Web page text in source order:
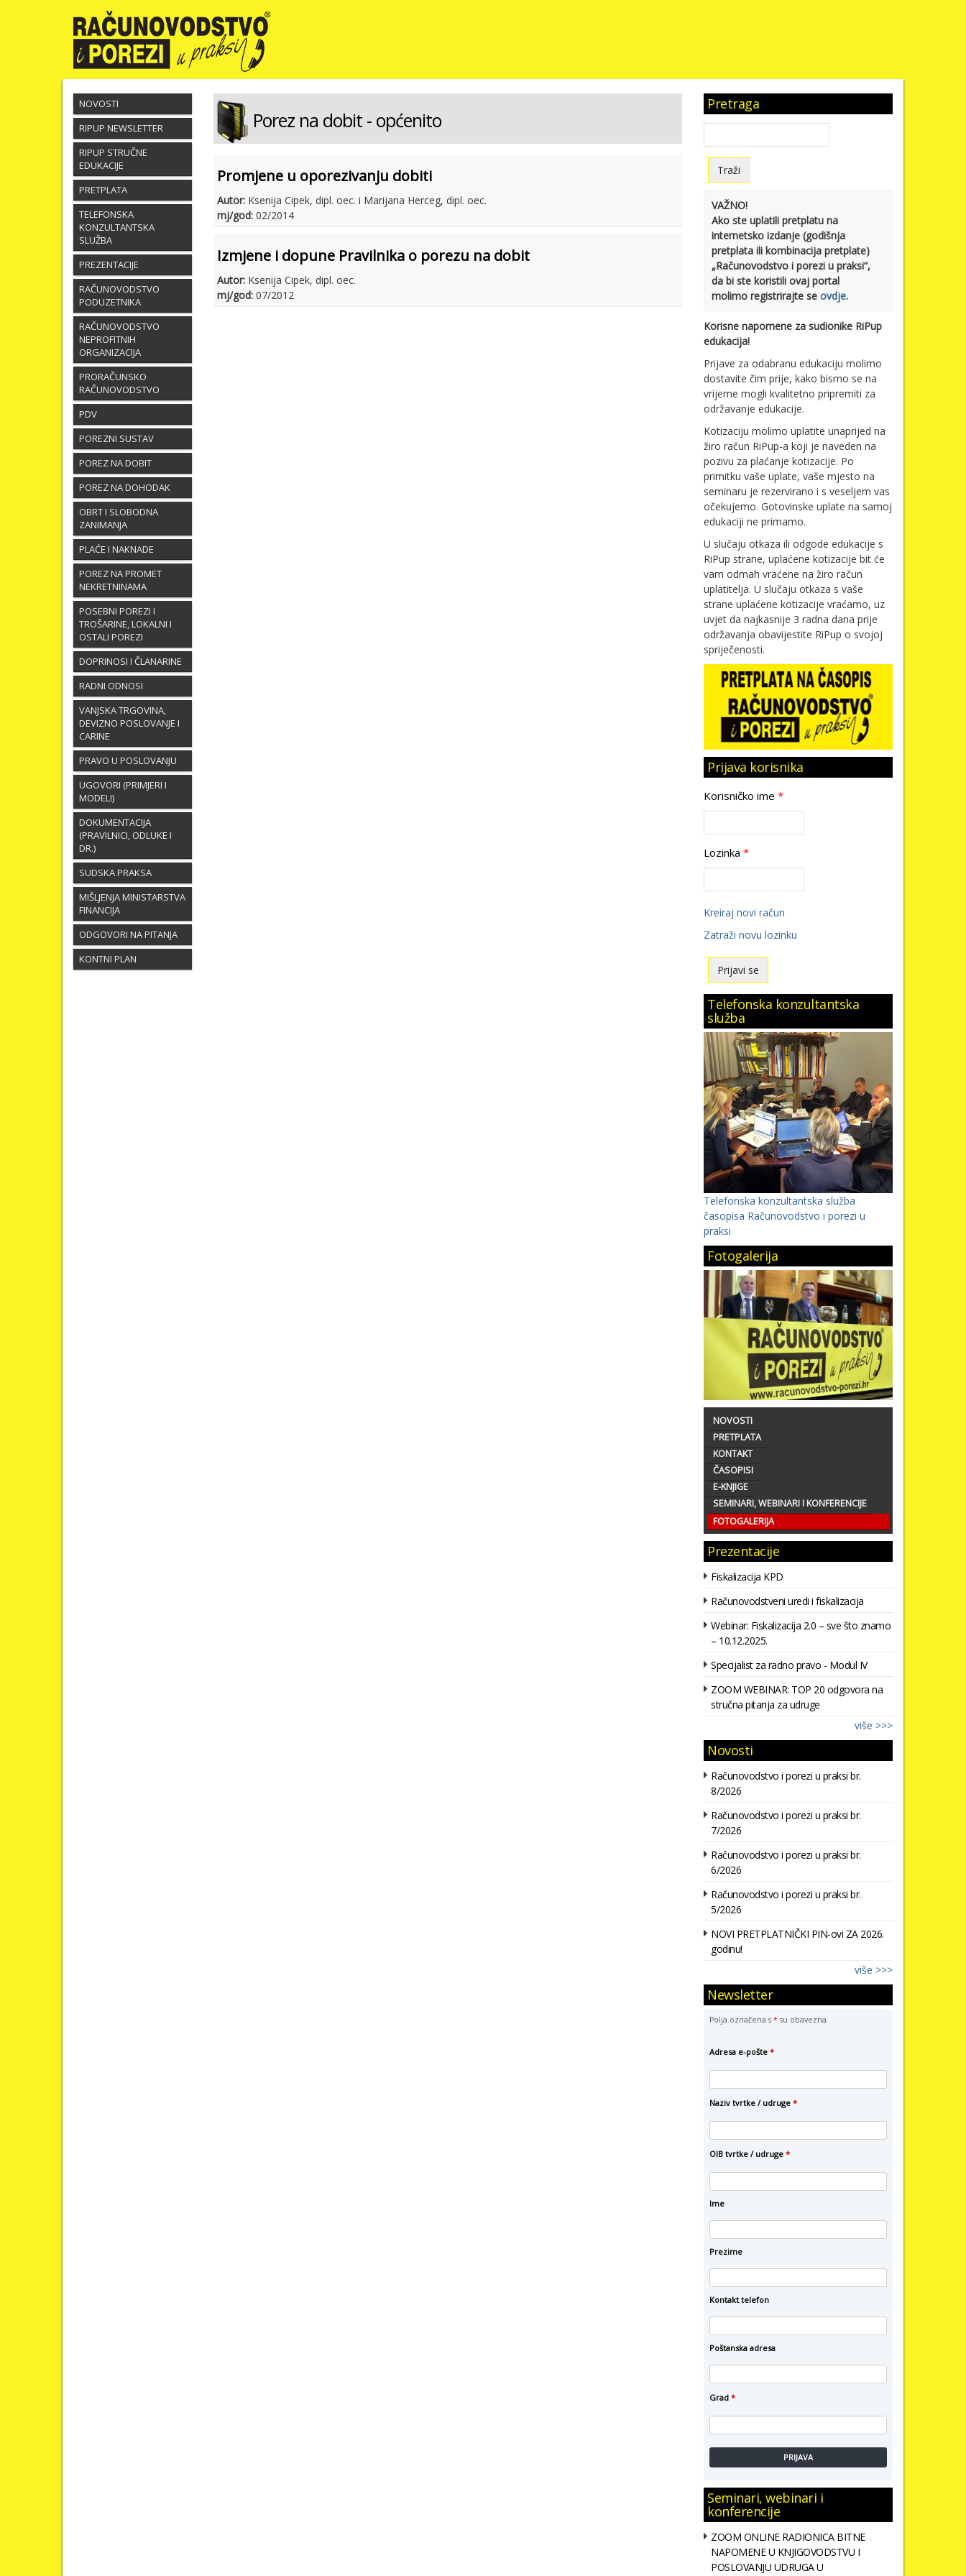
NOVOSTI
RIPUP NEWSLETTER
RIPUP STRUČNE
EDUKACIJE
PRETPLATA
TELEFONSKA
KONZULTANTSKA
SLUŽBA
PREZENTACIJE
RAČUNOVODSTVO
PODUZETNIKA
RAČUNOVODSTVO
NEPROFITNIH
ORGANIZACIJA
PRORAČUNSKO
RAČUNOVODSTVO
PDV
POREZNI SUSTAV
POREZ NA DOBIT
POREZ NA DOHODAK
OBRT I SLOBODNA
ZANIMANJA
PLAĆE I NAKNADE
POREZ NA PROMET
NEKRETNINAMA
POSEBNI POREZI I
TROŠARINE, LOKALNI I
OSTALI POREZI
DOPRINOSI I ČLANARINE
RADNI ODNOSI
VANJSKA TRGOVINA,
DEVIZNO POSLOVANJE I
CARINE
PRAVO U POSLOVANJU
UGOVORI (PRIMJERI I
MODELI)
DOKUMENTACIJA
(PRAVILNICI, ODLUKE I
DR.)
SUDSKA PRAKSA
MIŠLJENJA MINISTARSTVA
FINANCIJA
ODGOVORI NA PITANJA
KONTNI PLAN
Porez na dobit - općenito
Promjene u oporezivanju dobiti
Autor: Ksenija Cipek, dipl. oec. i Marijana Herceg, dipl. oec.
mj/god: 02/2014
Izmjene i dopune Pravilnika o porezu na dobit
Autor: Ksenija Cipek, dipl. oec.
mj/god: 07/2012
Pretraga
VAŽNO!
Ako ste uplatili pretplatu na
internetsko izdanje (godišnja
pretplata ili kombinacija pretplate)
„Računovodstvo i porezi u praksi“,
da bi ste koristili ovaj portal
molimo registrirajte seovdje.
Korisne napomene za sudionike RiPup
edukacija!
Prijave za odabranu edukaciju molimo
dostavite čim prije, kako bismo se na
vrijeme mogli kvalitetno pripremiti za
održavanje edukacije.
Kotizaciju molimo uplatite unaprijed na
žiro račun RiPup-a koji je naveden na
pozivu za plaćanje kotizacije. Po
primitku vaše uplate, vaše mjesto na
seminaru je rezervirano i s veseljem vas
očekujemo. Gotovinske uplate na samoj
edukaciji ne primamo.
U slučaju otkaza ili odgode edukacije s
RiPup strane, uplaćene kotizacije bit će
vam odmah vraćene na žiro račun
uplatitelja. U slučaju otkaza s vaše
strane uplaćene kotizacije vraćamo, uz
uvjet da najkasnije 3 radna dana prije
održavanja obavijestite RiPup o svojoj
spriječenosti.
Prijava korisnika
Korisničko ime*
Lozinka*
Kreiraj novi račun
Zatraži novu lozinku
Telefonska konzultantska
služba
Telefonska konzultantska služba
časopisa Računovodstvo i porezi u
praksi
Fotogalerija
NOVOSTI
PRETPLATA
KONTAKT
ČASOPISI
E-KNJIGE
SEMINARI, WEBINARI I KONFERENCIJE
FOTOGALERIJA
Prezentacije
Fiskalizacija KPD
Računovodstveni uredi i fiskalizacija
Webinar: Fiskalizacija 2.0 – sve što znamo
– 10.12.2025.
Specijalist za radno pravo - Modul IV
ZOOM WEBINAR: TOP 20 odgovora na
stručna pitanja za udruge
više >>>
Novosti
Računovodstvo i porezi u praksi br.
8/2026
Računovodstvo i porezi u praksi br.
7/2026
Računovodstvo i porezi u praksi br.
6/2026
Računovodstvo i porezi u praksi br.
5/2026
NOVI PRETPLATNIČKI PIN-ovi ZA 2026.
godinu!
više >>>
Newsletter
Polja označena s* su obavezna
Adresa e-pošte*
Naziv tvrtke / udruge*
OIB tvrtke / udruge*
Ime
Prezime
Kontakt telefon
Poštanska adresa
Grad*
PRIJAVA
Seminari, webinari i
konferencije
ZOOM ONLINE RADIONICA BITNE
NAPOMENE U KNJIGOVODSTVU I
POSLOVANJU UDRUGA U